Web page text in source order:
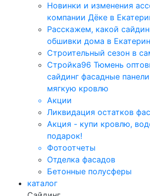
Новинки и изменения
компании Дёке в
Расскажем, какой
обшивки дома в
Строительный сезон в
Стройка96 Тюмень
сайдинг фасадные
мягкую кровлю
Акции
Ликвидация остатков
Акция - купи кровлю,
подарок!
Фотоотчеты
Отделка фасадов
Бетонные полусферы
каталог